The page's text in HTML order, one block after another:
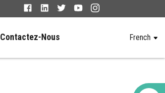
Contactez-Nous French